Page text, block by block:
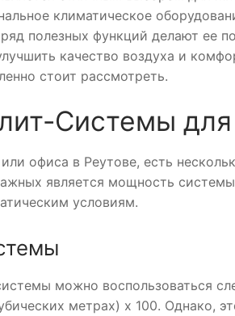
климатическое
полезных функций делают ее
качество воздуха и
стоит рассмотреть.
Системы для
офиса в Реутове, есть
является мощность
условиям.
можно воспользоваться
метрах) х 100. Однако,